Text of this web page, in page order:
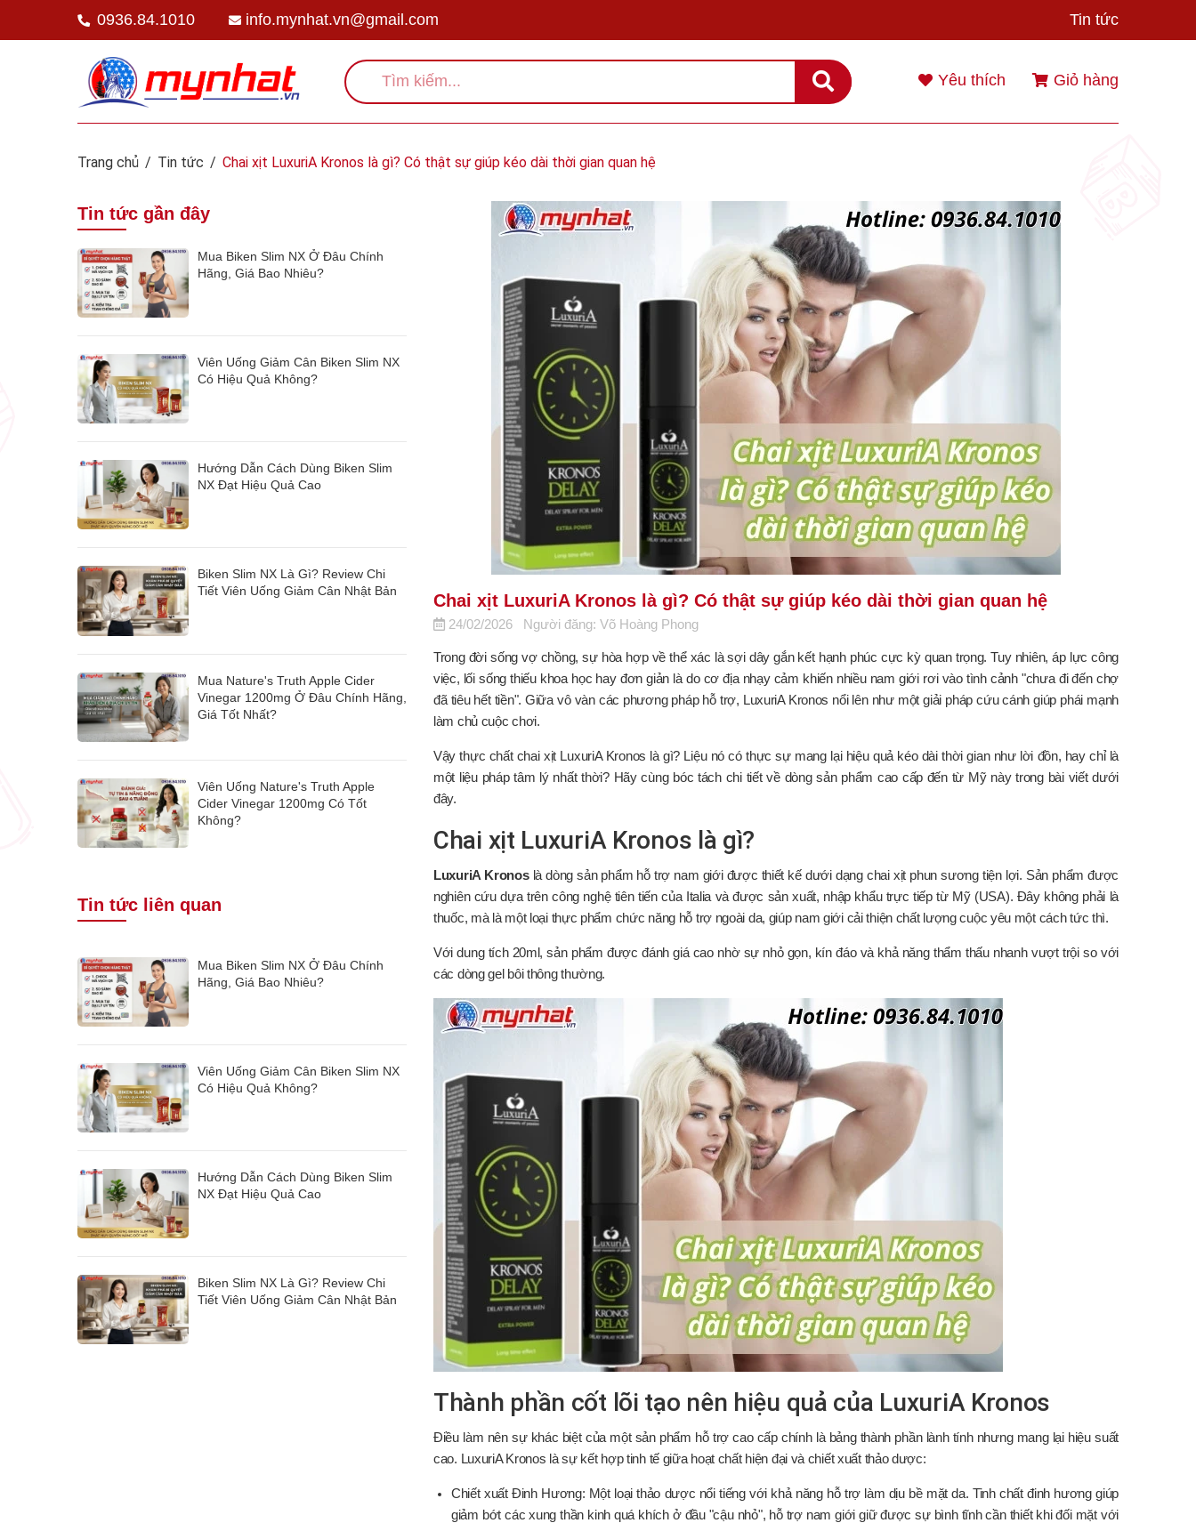
0936.84.1010 info.mynhat.vn@gmail.com Tin tức
Yêu thích Giỏ hàng
Trang chủ / Tin tức / Chai xịt LuxuriA Kronos là gì? Có thật sự giúp kéo dài thời gian quan hệ
Chai xịt LuxuriA Kronos là gì? Có thật sự giúp kéo dài thời gian quan hệ
24/02/2026 Người đăng: Võ Hoàng Phong
Trong đời sống vợ chồng, sự hòa hợp về thể xác là sợi dây gắn kết hạnh phúc cực kỳ quan trọng. Tuy nhiên, áp lực công
việc, lối sống thiếu khoa học hay đơn giản là do cơ địa nhạy cảm khiến nhiều nam giới rơi vào tình cảnh "chưa đi đến chợ
đã tiêu hết tiền". Giữa vô vàn các phương pháp hỗ trợ, LuxuriA Kronos nổi lên như một giải pháp cứu cánh giúp phái mạnh
làm chủ cuộc chơi.
Vậy thực chất chai xịt LuxuriA Kronos là gì? Liệu nó có thực sự mang lại hiệu quả kéo dài thời gian như lời đồn, hay chỉ là
một liệu pháp tâm lý nhất thời? Hãy cùng bóc tách chi tiết về dòng sản phẩm cao cấp đến từ Mỹ này trong bài viết dưới
đây.
Chai xịt LuxuriA Kronos là gì?
LuxuriA Kronos là dòng sản phẩm hỗ trợ nam giới được thiết kế dưới dạng chai xịt phun sương tiện lợi. Sản phẩm được
nghiên cứu dựa trên công nghệ tiên tiến của Italia và được sản xuất, nhập khẩu trực tiếp từ Mỹ (USA). Đây không phải là
thuốc, mà là một loại thực phẩm chức năng hỗ trợ ngoài da, giúp nam giới cải thiện chất lượng cuộc yêu một cách tức thì.
Với dung tích 20ml, sản phẩm được đánh giá cao nhờ sự nhỏ gọn, kín đáo và khả năng thẩm thấu nhanh vượt trội so với
các dòng gel bôi thông thường.
Thành phần cốt lõi tạo nên hiệu quả của LuxuriA Kronos
Điều làm nên sự khác biệt của một sản phẩm hỗ trợ cao cấp chính là bảng thành phần lành tính nhưng mang lại hiệu suất
cao. LuxuriA Kronos là sự kết hợp tinh tế giữa hoạt chất hiện đại và chiết xuất thảo dược:
Chiết xuất Đinh Hương: Một loại thảo dược nổi tiếng với khả năng hỗ trợ làm dịu bề mặt da. Tinh chất đinh hương giúp
giảm bớt các xung thần kinh quá khích ở đầu "cậu nhỏ", hỗ trợ nam giới giữ được sự bình tĩnh cần thiết khi đối mặt với
Tin tức gần đây
Mua Biken Slim NX Ở Đâu Chính
Hãng, Giá Bao Nhiêu?
Viên Uống Giảm Cân Biken Slim NX
Có Hiệu Quả Không?
Hướng Dẫn Cách Dùng Biken Slim
NX Đạt Hiệu Quả Cao
Biken Slim NX Là Gì? Review Chi
Tiết Viên Uống Giảm Cân Nhật Bản
Mua Nature's Truth Apple Cider
Vinegar 1200mg Ở Đâu Chính Hãng,
Giá Tốt Nhất?
Viên Uống Nature's Truth Apple
Cider Vinegar 1200mg Có Tốt
Không?
Tin tức liên quan
Mua Biken Slim NX Ở Đâu Chính
Hãng, Giá Bao Nhiêu?
Viên Uống Giảm Cân Biken Slim NX
Có Hiệu Quả Không?
Hướng Dẫn Cách Dùng Biken Slim
NX Đạt Hiệu Quả Cao
Biken Slim NX Là Gì? Review Chi
Tiết Viên Uống Giảm Cân Nhật Bản